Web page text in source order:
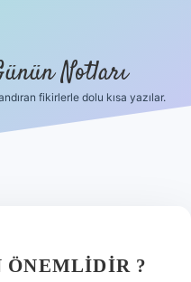
Notları
fikirlerle dolu kısa yazılar.
ÖNEMLIDIR ?